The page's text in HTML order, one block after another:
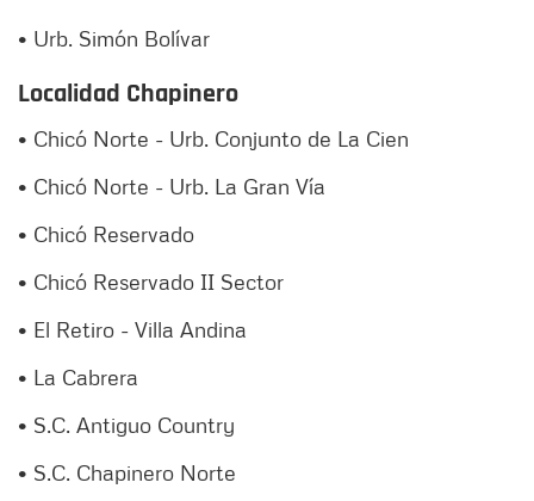
• Urb. Simón Bolívar
Localidad Chapinero
• Chicó Norte - Urb. Conjunto de La Cien
• Chicó Norte - Urb. La Gran Vía
• Chicó Reservado
• Chicó Reservado II Sector
• El Retiro - Villa Andina
• La Cabrera
• S.C. Antiguo Country
• S.C. Chapinero Norte